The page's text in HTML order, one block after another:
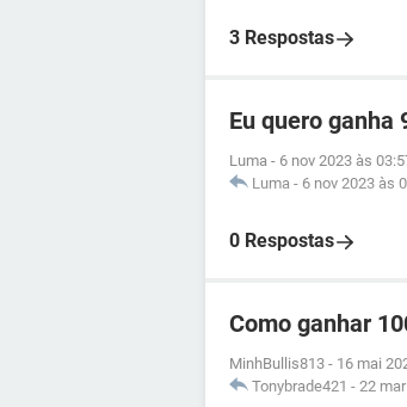
3 Respostas
Eu quero ganha
Luma - 6 nov 2023 às
Luma - 6 nov 2023 às
0 Respostas
Como ganhar
MinhBullis813 - 16 mai
Tonybrade421 - 22